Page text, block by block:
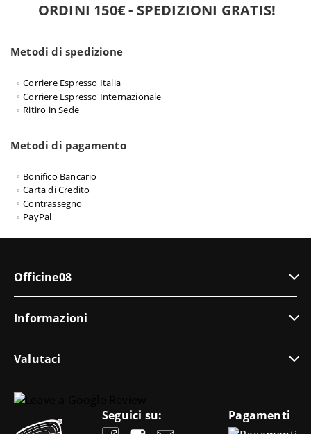
ORDINI 150€ - SPEDIZIONI GRATIS!
Metodi di spedizione
Corriere Espresso Italia
Corriere Espresso Internazionale
Ritiro in Sede
Metodi di pagamento
Bonifico Bancario
Carta di Credito
Contrassegno
PayPal
Officine08
Informazioni
Valutaci
Seguici su: Pagamenti